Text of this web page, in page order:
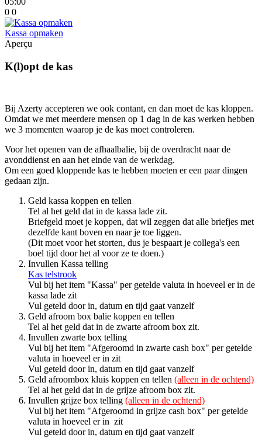
0 0
Kassa opmaken
Aperçu
K(l)opt de kas
Bij Azerty accepteren we ook contant, en dan moet de kas kloppen.
Omdat we met meerdere mensen op 1 dag in de kas werken hebben
we 3 momenten waarop je de kas moet controleren.
Voor het openen van de afhaalbalie, bij de overdracht naar de
avonddienst en aan het einde van de werkdag.
Om een goed kloppende kas te hebben moeten er een paar dingen
gedaan zijn.
Geld kassa koppen en tellen
Tel al het geld dat in de kassa lade zit.
Briefgeld moet je koppen, dat wil zeggen dat alle briefjes met
dezelfde kant boven en naar je toe liggen.
(Dit moet voor het storten, dus je bespaart je collega's een
boel tijd door het al voor ze te doen.)
Invullen Kassa telling
Kas telstrook
Vul bij het item "Kassa" per getelde valuta in hoeveel er in de
kassa lade zit
Vul geteld door in, datum en tijd gaat vanzelf
Geld afroom box balie koppen en tellen
Tel al het geld dat in de zwarte afroom box zit.
Invullen zwarte box telling
Vul bij het item "Afgeroomd in zwarte cash box" per getelde
valuta in hoeveel er in zit
Vul geteld door in, datum en tijd gaat vanzelf
Geld afroombox kluis koppen en tellen (alleen in de ochtend)
Tel al het geld dat in de grijze afroom box zit.
Invullen grijze box telling (alleen in de ochtend)
Vul bij het item "Afgeroomd in grijze cash box" per getelde
valuta in hoeveel er in zit
Vul geteld door in, datum en tijd gaat vanzelf